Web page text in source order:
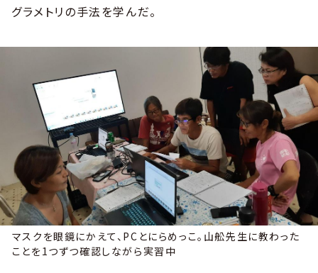
グラメトリの手法を学んだ。
マスクを眼鏡にかえて、PCとにらめっこ。山舩先生に教わった
ことを1つずつ確認しながら実習中